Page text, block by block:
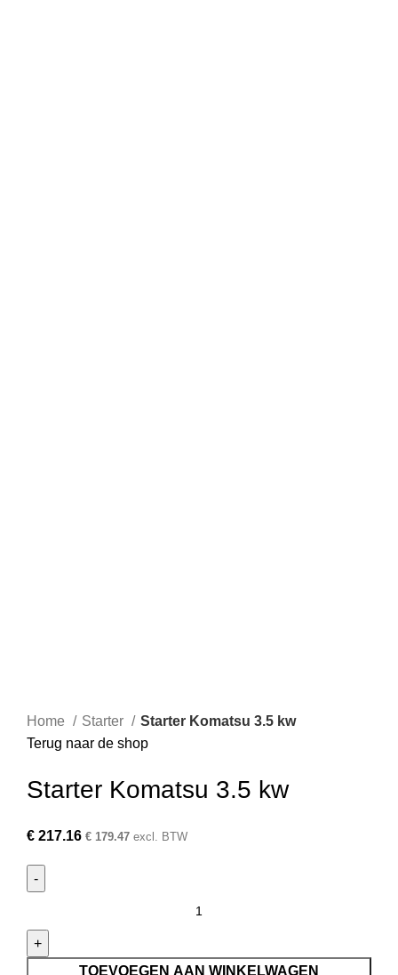
Home Starter
Starter Komatsu 3.5 kw
Terug naar de shop
Starter Komatsu 3.5 kw
€ 217.16 € 179.47 excl. BTW
TOEVOEGEN AAN WINKELWAGEN